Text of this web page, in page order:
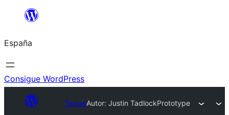
Saltar
contenido
España
Consigue WordPress
TemasAutor: Justin TadlockPrototype